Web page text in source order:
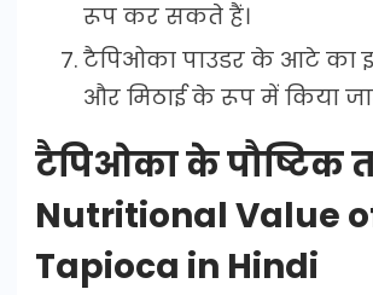
रूप कर सकते हैं।
टैपिओका पाउडर के आटे का
और मिठाई के रूप में किया
टैपिओका के पौष्टिक
Nutritional Value
Tapioca in Hindi